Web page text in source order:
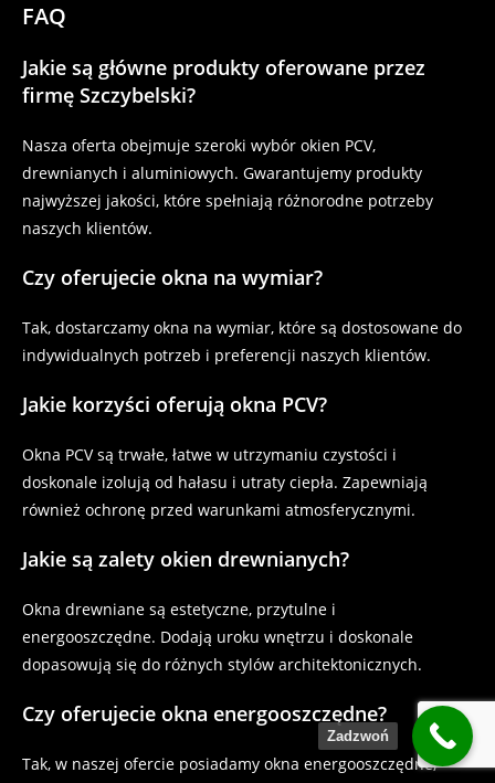
FAQ
Jakie są główne produkty oferowane przez
firmę Szczybelski?
Nasza oferta obejmuje szeroki wybór okien PCV,
drewnianych i aluminiowych. Gwarantujemy produkty
najwyższej jakości, które spełniają różnorodne potrzeby
naszych klientów.
Czy oferujecie okna na wymiar?
Tak, dostarczamy okna na wymiar, które są dostosowane do
indywidualnych potrzeb i preferencji naszych klientów.
Jakie korzyści oferują okna PCV?
Okna PCV są trwałe, łatwe w utrzymaniu czystości i
doskonale izolują od hałasu i utraty ciepła. Zapewniają
również ochronę przed warunkami atmosferycznymi.
Jakie są zalety okien drewnianych?
Okna drewniane są estetyczne, przytulne i
energooszczędne. Dodają uroku wnętrzu i doskonale
dopasowują się do różnych stylów architektonicznych.
Czy oferujecie okna energooszczędne?
Tak, w naszej ofercie posiadamy okna energooszczędne,
Zadzwoń